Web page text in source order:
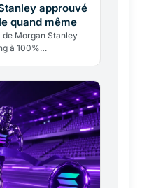
approuvé
quand même
de Morgan Stanley
à 100%